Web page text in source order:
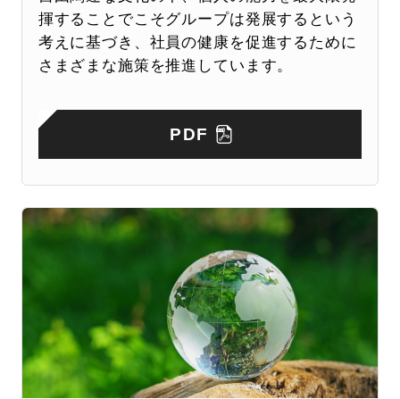
揮することでこそグループは発展するという
考えに基づき、社員の健康を促進するために
さまざまな施策を推進しています。
PDF